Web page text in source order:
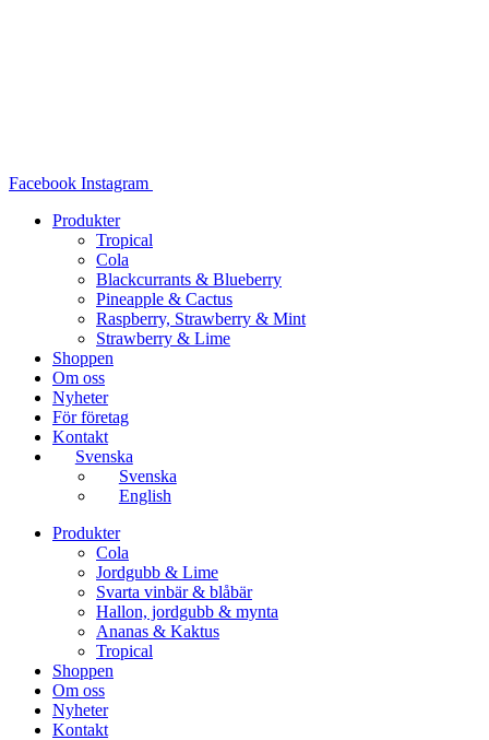
Facebook Instagram
Produkter
Tropical
Cola
Blackcurrants & Blueberry
Pineapple & Cactus
Raspberry, Strawberry & Mint
Strawberry & Lime
Shoppen
Om oss
Nyheter
För företag
Kontakt
Svenska
Svenska
English
Produkter
Cola
Jordgubb & Lime
Svarta vinbär & blåbär
Hallon, jordgubb & mynta
Ananas & Kaktus
Tropical
Shoppen
Om oss
Nyheter
Kontakt